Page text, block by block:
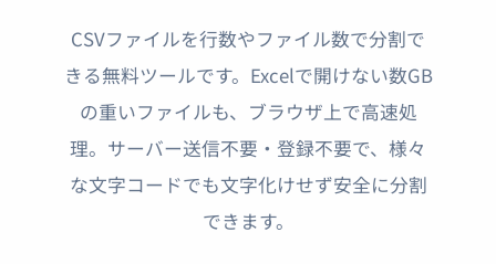
CSVファイルを行数やファイル数で分割で
きる無料ツールです。Excelで開けない数GB
の重いファイルも、ブラウザ上で高速処
理。サーバー送信不要・登録不要で、様々
な文字コードでも文字化けせず安全に分割
できます。